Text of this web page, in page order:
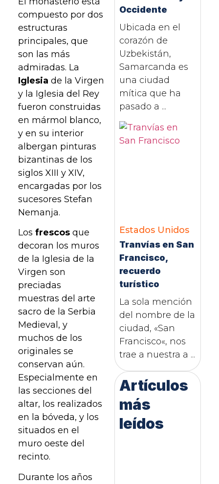
compuesto por dos
estructuras
principales, que
son las más
admiradas. La
Iglesia de la Virgen
y la Iglesia del Rey
fueron construidas
en mármol blanco,
y en su interior
albergan pinturas
bizantinas de los
siglos XIII y XIV,
encargadas por los
sucesores Stefan
Nemanja.
Losfrescos que
decoran los muros
de la Iglesia de la
Virgen son
preciadas
muestras del arte
sacro de la Serbia
Medieval, y
muchos de los
originales se
conservan aún.
Especialmente en
las secciones del
altar, los realizados
en la bóveda, y los
situados en el
muro oeste del
recinto.
Durante los años
Occidente
Ubicada en el
corazón de
Uzbekistán,
Samarcanda es
una ciudad
mítica que ha
pasado a ...
Estados Unidos
Tranvías en San
Francisco,
recuerdo
turístico
La sola mención
del nombre de la
ciudad, «San
Francisco«, nos
trae a nuestra a ...
Artículos
más
leídos